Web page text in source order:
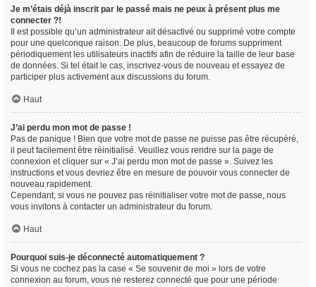
Je m’étais déjà inscrit par le passé mais ne peux à présent plus me
connecter ?!
Il est possible qu’un administrateur ait désactivé ou supprimé votre compte
pour une quelconque raison. De plus, beaucoup de forums suppriment
périodiquement les utilisateurs inactifs afin de réduire la taille de leur base
de données. Si tel était le cas, inscrivez-vous de nouveau et essayez de
participer plus activement aux discussions du forum.
Haut
J’ai perdu mon mot de passe !
Pas de panique ! Bien que votre mot de passe ne puisse pas être récupéré,
il peut facilement être réinitialisé. Veuillez vous rendre sur la page de
connexion et cliquer sur « J’ai perdu mon mot de passe ». Suivez les
instructions et vous devriez être en mesure de pouvoir vous connecter de
nouveau rapidement.
Cependant, si vous ne pouvez pas réinitialiser votre mot de passe, nous
vous invitons à contacter un administrateur du forum.
Haut
Pourquoi suis-je déconnecté automatiquement ?
Si vous ne cochez pas la case « Se souvenir de moi » lors de votre
connexion au forum, vous ne resterez connecté que pour une période